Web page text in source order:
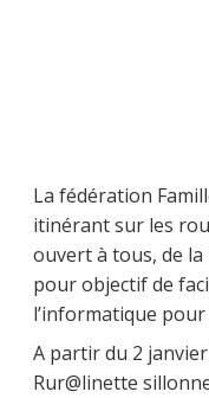
La fédération
itinérant sur les
ouvert à tous, de
pour objectif de
l’informatique
A partir du 2
Rur@linette